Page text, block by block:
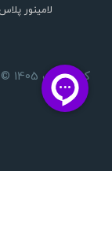
لامینور پلاس